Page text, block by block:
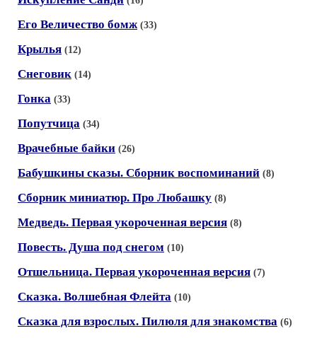
Его Величество бомж (33)
Крылья (12)
Снеговик (14)
Гонка (33)
Попутчица (34)
Врачебные байки (26)
Бабушкины сказы. Сборник воспоминаний (8)
Сборник миниатюр. Про Любашку (8)
Медведь. Первая укороченная версия (8)
Повесть. Душа под снегом (10)
Отшельница. Первая укороченная версия (7)
Сказка. Волшебная Флейта (10)
Сказка для взрослых. Пилюля для знакомства (6)